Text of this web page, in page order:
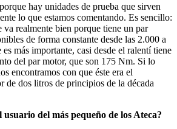
hay unidades de prueba que sirven
lo que estamos comentando. Es sencillo:
va realmente bien porque tiene un par
de forma constante desde las 2.000 a
más importante, casi desde el ralentí tiene
del par motor, que son 175 Nm. Si lo
encontramos con que éste era el
de dos litros de principios de la década
usuario del más pequeño de los Ateca?